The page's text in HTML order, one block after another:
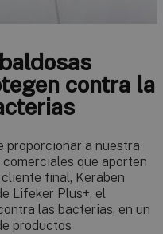
contra la
proporcionar a nuestra
que aporten
final, Keraben
Lifeker Plus+, el
las bacterias, en un
productos